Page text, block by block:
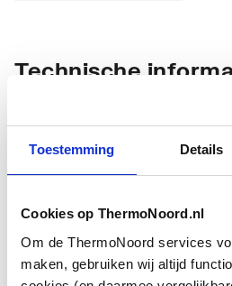
Toestemming Details
Cookies op ThermoNoord.nl
Om de ThermoNoord services
maken, gebruiken wij altijd
Technische
Basiskleur